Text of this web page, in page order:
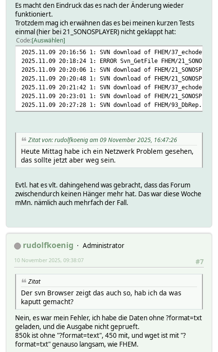
Es macht den Eindruck das es nach der Änderung wieder
funktioniert.
Trotzdem mag ich erwähnen das es bei meinen kurzen Tests
einmal (hier bei 21_SONOSPLAYER) nicht geklappt hat:
Code Auswählen
2025.11.09 20:16:56 1: SVN download of FHEM/
2025.11.09 20:18:24 1: ERROR Svn_GetFile FHEM/
2025.11.09 20:20:06 1: SVN download of FHEM/
2025.11.09 20:20:48 1: SVN download of FHEM/
2025.11.09 20:21:42 1: SVN download of FHEM/
2025.11.09 20:23:01 1: SVN download of FHEM/
2025.11.09 20:27:28 1: SVN download of FHEM/93_DbRep.pm
Zitat von: rudolfkoenig am 09 November 2025, 16:47:26
Heute Mittag habe ich ein Netzwerk Problem gesehen,
das sollte jetzt aber weg sein.
Evtl. hat es vlt. dahingehend was gebracht, dass das Forum
zwischendurch keinen Hänger mehr hat. Das war diese Woche
mMn. nämlich auch mehrfach der Fall.
rudolfkoenig
Administrator
#7
10 November 2025, 09:38:07
Zitat
Der svn Browser zeigt das auch so, hab ich da was
kaputt gemacht?
Nein, es war mein Fehler, ich habe die Daten ohne ?format=txt
geladen, und die Ausgabe nicht geprueft.
850k ist ohne "?format=text", 450 mit, und wget ist mit "?
format=txt" genauso langsam, wie FHEM.